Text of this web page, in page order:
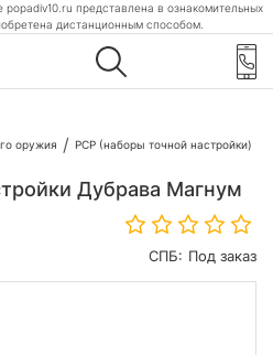
представлена в ознакомительных
дистанционным способом.
оружия
PCP (наборы точной настройки)
Дубрава Магнум
СПБ: Под заказ